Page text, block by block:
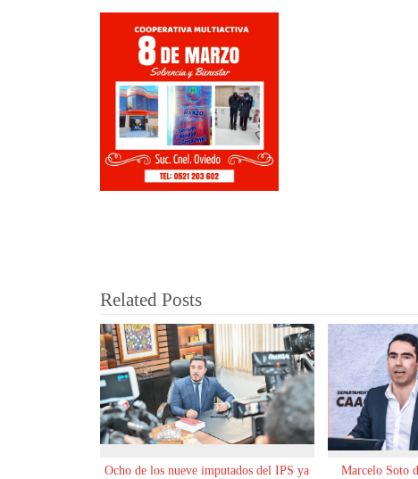
Related Posts
Ocho de los nueve imputados del IPS ya
Marcelo Soto